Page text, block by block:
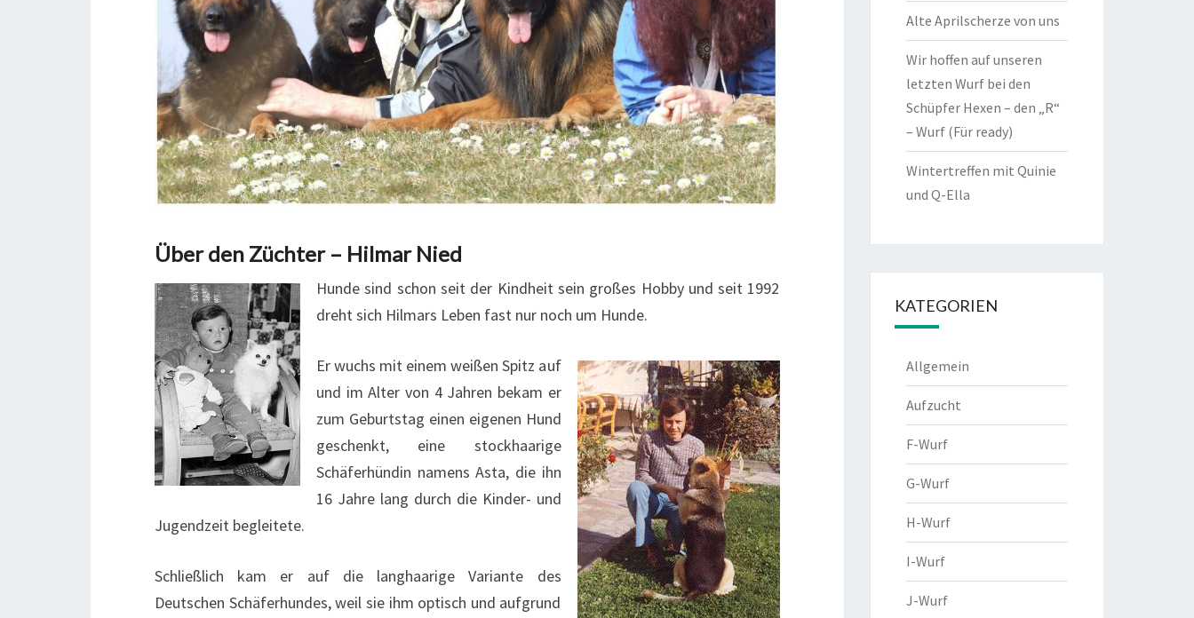
Über den Züchter – Hilmar Nied
Hunde sind schon seit der Kindheit sein großes Hobby und seit 1992
dreht sich Hilmars Leben fast nur noch um Hunde.
Er wuchs mit einem weißen Spitz auf
und im Alter von 4 Jahren bekam er
zum Geburtstag einen eigenen Hund
geschenkt, eine stockhaarige
Schäferhündin namens Asta, die ihn
16 Jahre lang durch die Kinder- und
Jugendzeit begleitete.
Schließlich kam er auf die langhaarige Variante des
Deutschen Schäferhundes, weil sie ihm optisch und aufgrund
Alte Aprilscherze von uns
Wir hoffen auf unseren
letzten Wurf bei den
Schüpfer Hexen – den „R“
– Wurf (Für ready)
Wintertreffen mit Quinie
und Q-Ella
KATEGORIEN
Allgemein
Aufzucht
F-Wurf
G-Wurf
H-Wurf
I-Wurf
J-Wurf